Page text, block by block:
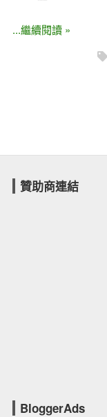
...繼續閱讀 »
贊助商連結
BloggerAds